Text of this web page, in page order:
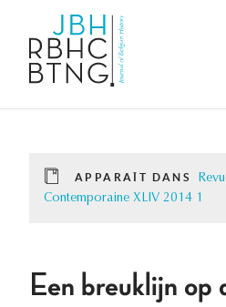
APPARAÎT DANS
Contemporaine XLIV 2014 1
Een breuklijn op